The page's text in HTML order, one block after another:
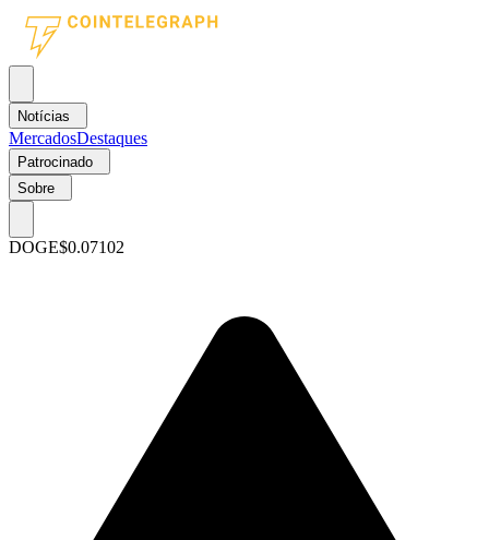
Notícias
MercadosDestaques
Patrocinado
Sobre
DOGE$0.07102